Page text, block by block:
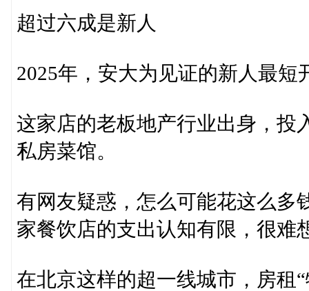
超过六成是新人
2025年，安大为见证的新人最短
这家店的老板地产行业出身，投
私房菜馆。
有网友疑惑，怎么可能花这么多
家餐饮店的支出认知有限，很难
在北京这样的超一线城市，房租